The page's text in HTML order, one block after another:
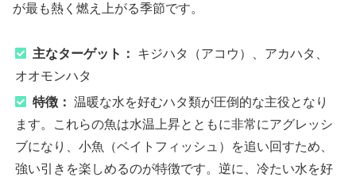
が最も熱く燃え上がる季節です。
主なターゲット： キジハタ（アコウ）、アカハタ、
オオモンハタ
特徴： 温暖な水を好むハタ類が圧倒的な主役となり
ます。これらの魚は水温上昇とともに非常にアグレッシ
ブになり、小魚（ベイトフィッシュ）を追い回すため、
強い引きを楽しめるのが特徴です。逆に、冷たい水を好